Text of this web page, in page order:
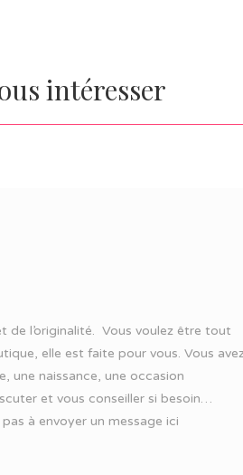
intéresser
de l’originalité. Vous voulez être tout
elle est faite pour vous. Vous
une naissance, une occasion
et vous conseiller si besoin…
à envoyer un message ici